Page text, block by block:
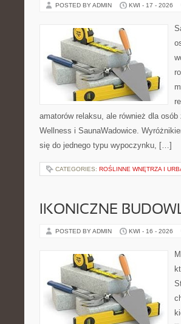
POSTED BY ADMIN KWI - 17 - 2026
amatorów relaksu, ale również dla
Wellness i SaunaWadowice.
się do jednego typu wypoczynku, […]
CATEGORIES: ROŚLINNE WNĘTRZA I
IKONICZNE
POSTED BY ADMIN KWI - 16 - 2026